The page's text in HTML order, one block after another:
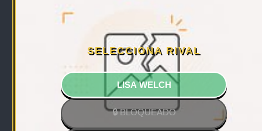
SELECCIONA RIVAL
LISA WELCH
🔒 BLOQUEADO
RIVAL
?
TÚ
?